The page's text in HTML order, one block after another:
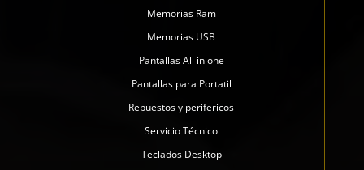
Memorias Ram
Memorias USB
Pantallas All in one
Pantallas para Portatil
Repuestos y perifericos
Servicio Técnico
Teclados Desktop